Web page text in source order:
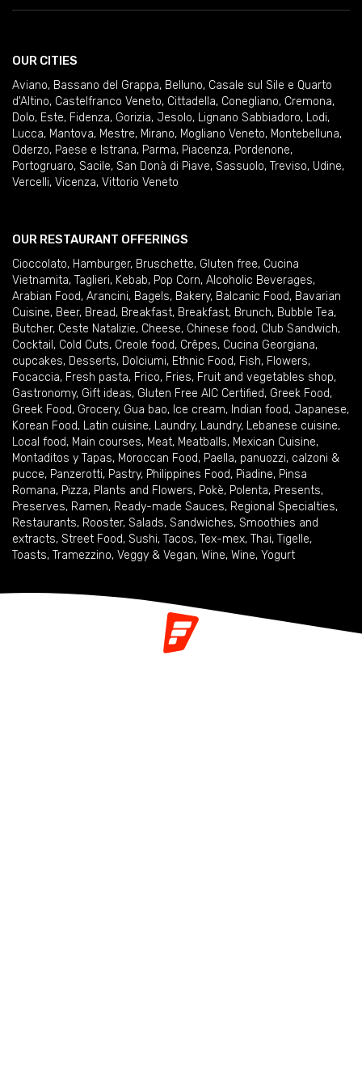
OUR CITIES
Aviano, Bassano del Grappa, Belluno, Casale sul Sile e Quarto
d'Altino, Castelfranco Veneto, Cittadella, Conegliano, Cremona,
Dolo, Este, Fidenza, Gorizia, Jesolo, Lignano Sabbiadoro, Lodi,
Lucca, Mantova, Mestre, Mirano, Mogliano Veneto, Montebelluna,
Oderzo, Paese e Istrana, Parma, Piacenza, Pordenone,
Portogruaro, Sacile, San Donà di Piave, Sassuolo, Treviso, Udine,
Vercelli, Vicenza, Vittorio Veneto
OUR RESTAURANT OFFERINGS
Cioccolato, Hamburger, Bruschette, Gluten free, Cucina
Vietnamita, Taglieri, Kebab, Pop Corn, Alcoholic Beverages,
Arabian Food, Arancini, Bagels, Bakery, Balcanic Food, Bavarian
Cuisine, Beer, Bread, Breakfast, Breakfast, Brunch, Bubble Tea,
Butcher, Ceste Natalizie, Cheese, Chinese food, Club Sandwich,
Cocktail , Cold Cuts, Creole food, Crêpes, Cucina Georgiana,
cupcakes, Desserts, Dolciumi, Ethnic Food, Fish, Flowers,
Focaccia, Fresh pasta, Frico, Fries, Fruit and vegetables shop,
Gastronomy, Gift ideas, Gluten Free AIC Certified, Greek Food,
Greek Food, Grocery, Gua bao, Ice cream, Indian food, Japanese,
Korean Food, Latin cuisine, Laundry, Laundry, Lebanese cuisine,
Local food, Main courses, Meat, Meatballs, Mexican Cuisine,
Montaditos y Tapas, Moroccan Food, Paella, panuozzi, calzoni &
pucce, Panzerotti, Pastry, Philippines Food, Piadine, Pinsa
Romana, Pizza, Plants and Flowers, Pokè, Polenta, Presents,
Preserves, Ramen, Ready-made Sauces, Regional Specialties,
Restaurants, Rooster, Salads, Sandwiches, Smoothies and
extracts, Street Food, Sushi, Tacos, Tex-mex, Thai, Tigelle,
Toasts, Tramezzino, Veggy & Vegan, Wine, Wine, Yogurt